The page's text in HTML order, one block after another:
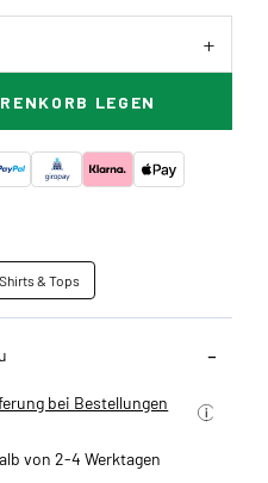
LEGEN
& Tops
bei Bestellungen
von 2-4 Werktagen